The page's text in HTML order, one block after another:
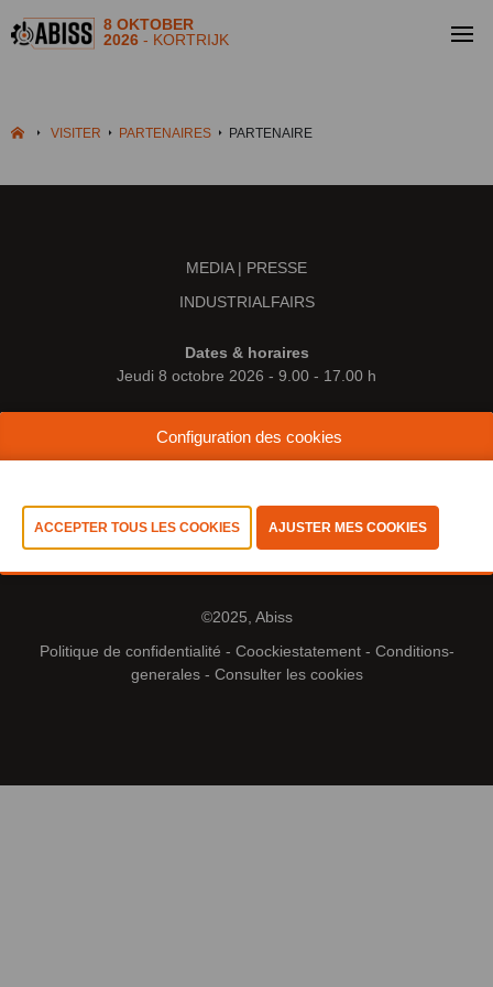
8 OKTOBER
2026- KORTRIJK
VISITER PARTENAIRES PARTENAIRE
MEDIA | PRESSE
INDUSTRIALFAIRS
Dates & horaires
Jeudi 8 octobre 2026 - 9.00 - 17.00 h
Kortrijk Xpo
©2025, Abiss
Politique de confidentialité - Coockiestatement- Conditions-
generales- Consulter les cookies
Configuration des cookies